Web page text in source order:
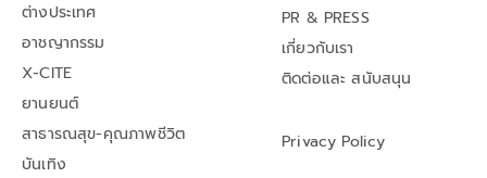
ต่างประเทศ
อาชญากรรม
X-CITE
ยานยนต์
สาธารณสุข-คุณภาพชีวิต
บันเทิง
PR & PRESS
เกี่ยวกับเรา
ติดต่อและ สนับสนุน
Privacy Policy